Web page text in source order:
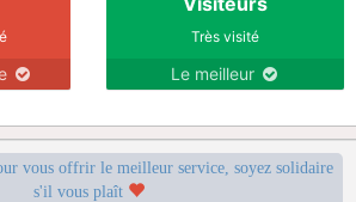
Très visité
Le meilleur
vous offrir le meilleur service, soyez solidaire
s'il vous plaît